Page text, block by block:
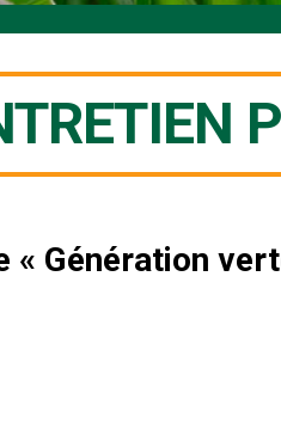
Génération